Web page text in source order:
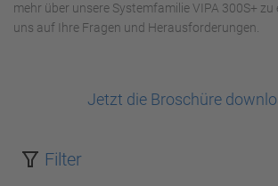
mehr über unsere Systemfamilie VIPA 300S+
uns auf Ihre Fragen und Herausforderungen.
Jetzt die Broschüre
Filter